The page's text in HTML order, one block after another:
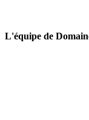
L'équipe de